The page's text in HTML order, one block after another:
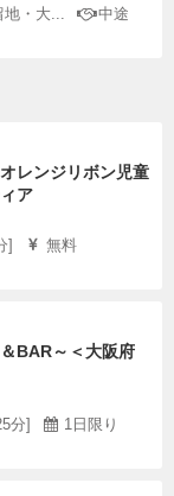
地・大...
中途
レンジリボン児童
ア
]
無料
BAR～＜大阪府
分]
1日限り